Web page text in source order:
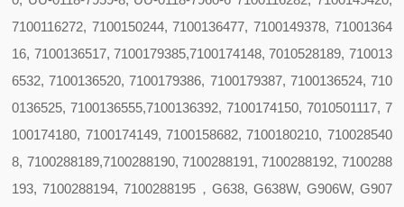
7100116272, 7100150244, 7100136477, 7100149378, 71001364
16, 7100136517, 7100179385,7100174148, 7010528189, 710013
6532, 7100136520, 7100179386, 7100179387, 7100136524, 710
0136525, 7100136555,7100136392, 7100174150, 7010501117, 7
100174180, 7100174149, 7100158682, 7100180210, 710028540
8, 7100288189,7100288190, 7100288191, 7100288192, 7100288
193, 7100288194, 7100288195，G638, G638W, G906W, G907